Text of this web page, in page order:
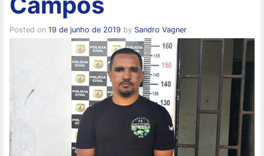
Posted on 19 de junho de 2019 by Sandro Vagner